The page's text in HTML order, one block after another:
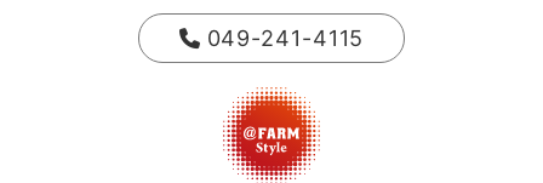
049-241-4115